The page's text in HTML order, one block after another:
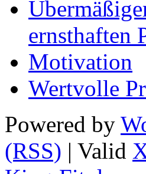
ernsthaften
Motivation
Wertvolle
Powered by
(RSS) | Valid